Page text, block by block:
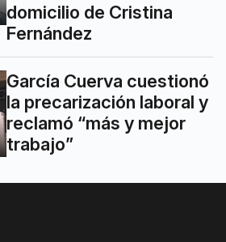
domicilio de Cristina
Fernández
García Cuerva cuestionó
la precarización laboral y
reclamó “más y mejor
trabajo”